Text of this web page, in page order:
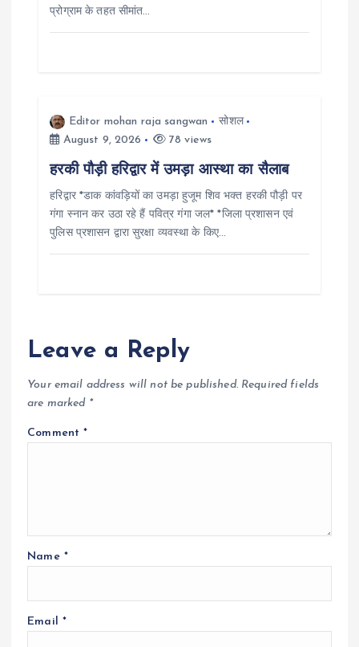
प्रोग्राम के तहत सीमांत…
Editor mohan raja sangwan
सोशल
August 9, 2026
78 views
हरकी पौड़ी हरिद्वार में उमड़ा आस्था का सैलाब
हरिद्वार *डाक कांवड़ियों का उमड़ा हुजूम शिव भक्त हरकी पौड़ी पर
गंगा स्नान कर उठा रहे हैं पवित्र गंगा जल* *जिला प्रशासन एवं
पुलिस प्रशासन द्वारा सुरक्षा व्यवस्था के किए…
Leave a Reply
Your email address will not be published. Required fields
are marked *
Comment*
Name *
Email *